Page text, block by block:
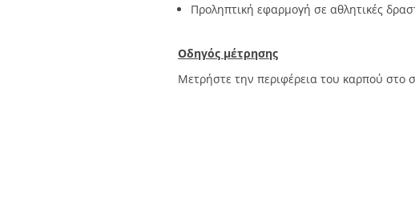
Προληπτική εφαρμογή σε αθλητικές
Οδηγός μέτρησης
Μετρήστε την περιφέρεια του καρπού στο